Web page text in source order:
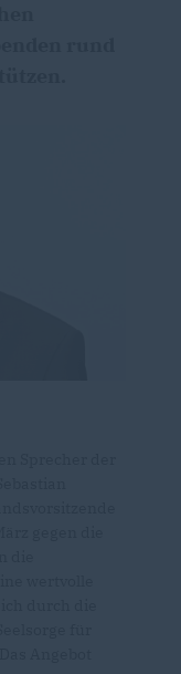
rund